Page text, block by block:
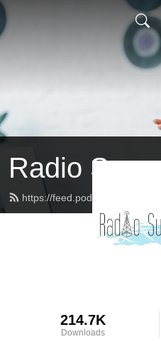
Radio
https://feed.podbean.com/
214.7K
Downloads